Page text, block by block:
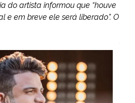
do artista informou que “houve
e em breve ele será liberado”. O